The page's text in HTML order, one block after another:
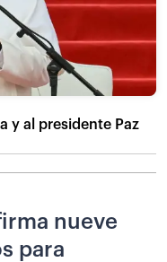
y al presidente Paz
nueve
para